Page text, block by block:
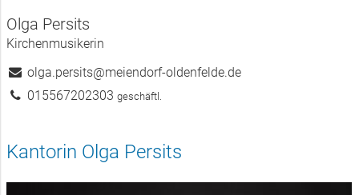
Olga Persits
Kirchenmusikerin
olga.​persits@​meiendorf-oldenfelde.​de
015567202303 geschäftl.
Kantorin Olga Persits